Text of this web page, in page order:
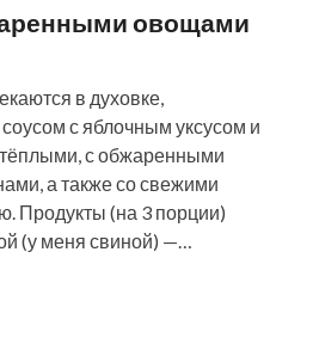
овощами
в духовке,
с яблочным уксусом и
с обжаренными
а также со свежими
Продукты (на 3 порции)
(у меня свиной) —…